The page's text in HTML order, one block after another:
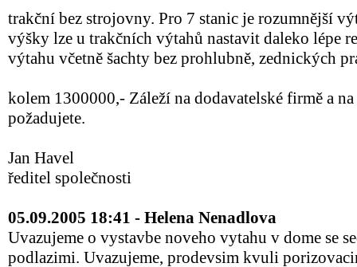
trakční bez strojovny. Pro 7 stanic je rozumnější
výšky lze u trakčních výtahů nastavit daleko lépe
výtahu včetně šachty bez prohlubně, zednických
kolem 1300000,- Záleží na dodavatelské firmě a
požadujete.
Jan Havel
ředitel společnosti
05.09.2005 18:41 - Helena Nenadlova
Uvazujeme o vystavbe noveho vytahu v dome se
podlazimi. Uvazujeme, prodevsim kvuli